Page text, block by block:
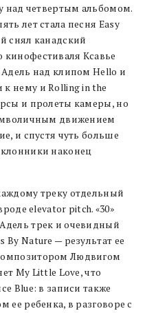
над четвертым альбомом.
лет стала песня Easy
снял канадский
Ксавье
над клипом Hello и
нему и Rolling in the
и пролеты камеры, но
движением
и спустя чуть больше
наконец
треку отдельный
elevator pitch. «30»
трек и очевидный
Nature — результат ее
Людвигом
My Little Love, что
Blue: в записи также
ее ребенка, в разговоре с